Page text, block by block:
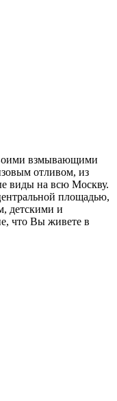
взмывающими
отливом, из
виды на всю Москву.
площадью,
детскими и
что Вы живете в